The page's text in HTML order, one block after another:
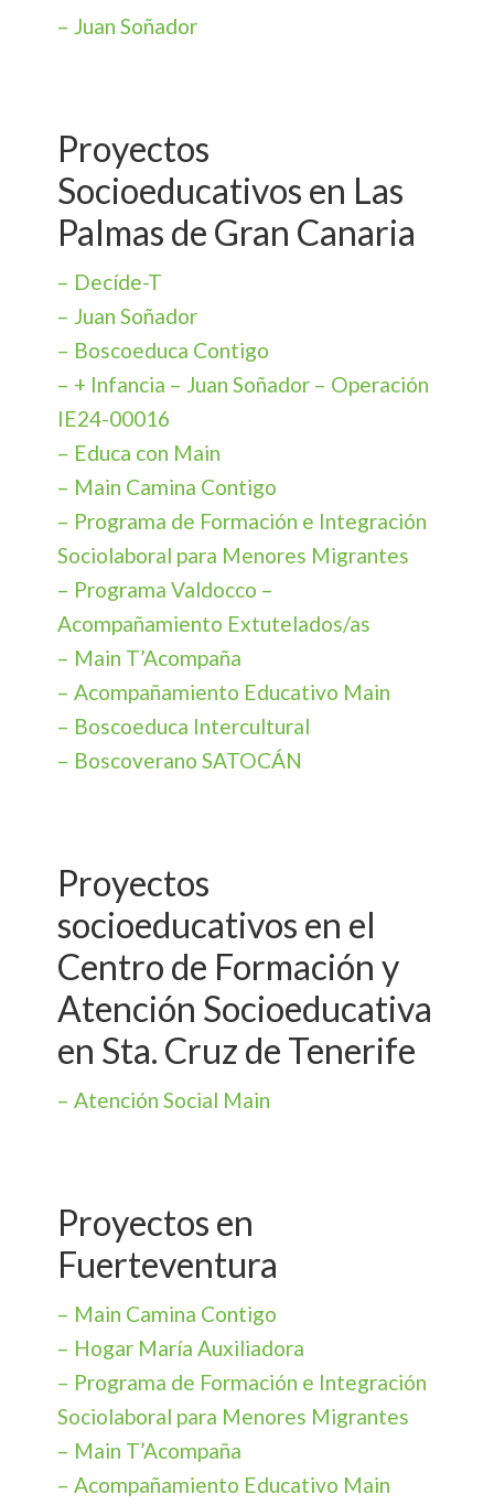
– Juan Soñador
Proyectos
Socioeducativos en Las
Palmas de Gran Canaria
– Decíde-T
– Juan Soñador
– Boscoeduca Contigo
– + Infancia – Juan Soñador – Operación
IE24-00016
– Educa con Main
– Main Camina Contigo
– Programa de Formación e Integración
Sociolaboral para Menores Migrantes
– Programa Valdocco –
Acompañamiento Extutelados/as
– Main T’Acompaña
– Acompañamiento Educativo Main
– Boscoeduca Intercultural
– Boscoverano SATOCÁN
Proyectos
socioeducativos en el
Centro de Formación y
Atención Socioeducativa
en Sta. Cruz de Tenerife
– Atención Social Main
Proyectos en
Fuerteventura
– Main Camina Contigo
– Hogar María Auxiliadora
– Programa de Formación e Integración
Sociolaboral para Menores Migrantes
– Main T’Acompaña
– Acompañamiento Educativo Main